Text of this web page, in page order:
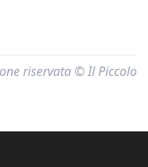
riservata © Il Piccolo